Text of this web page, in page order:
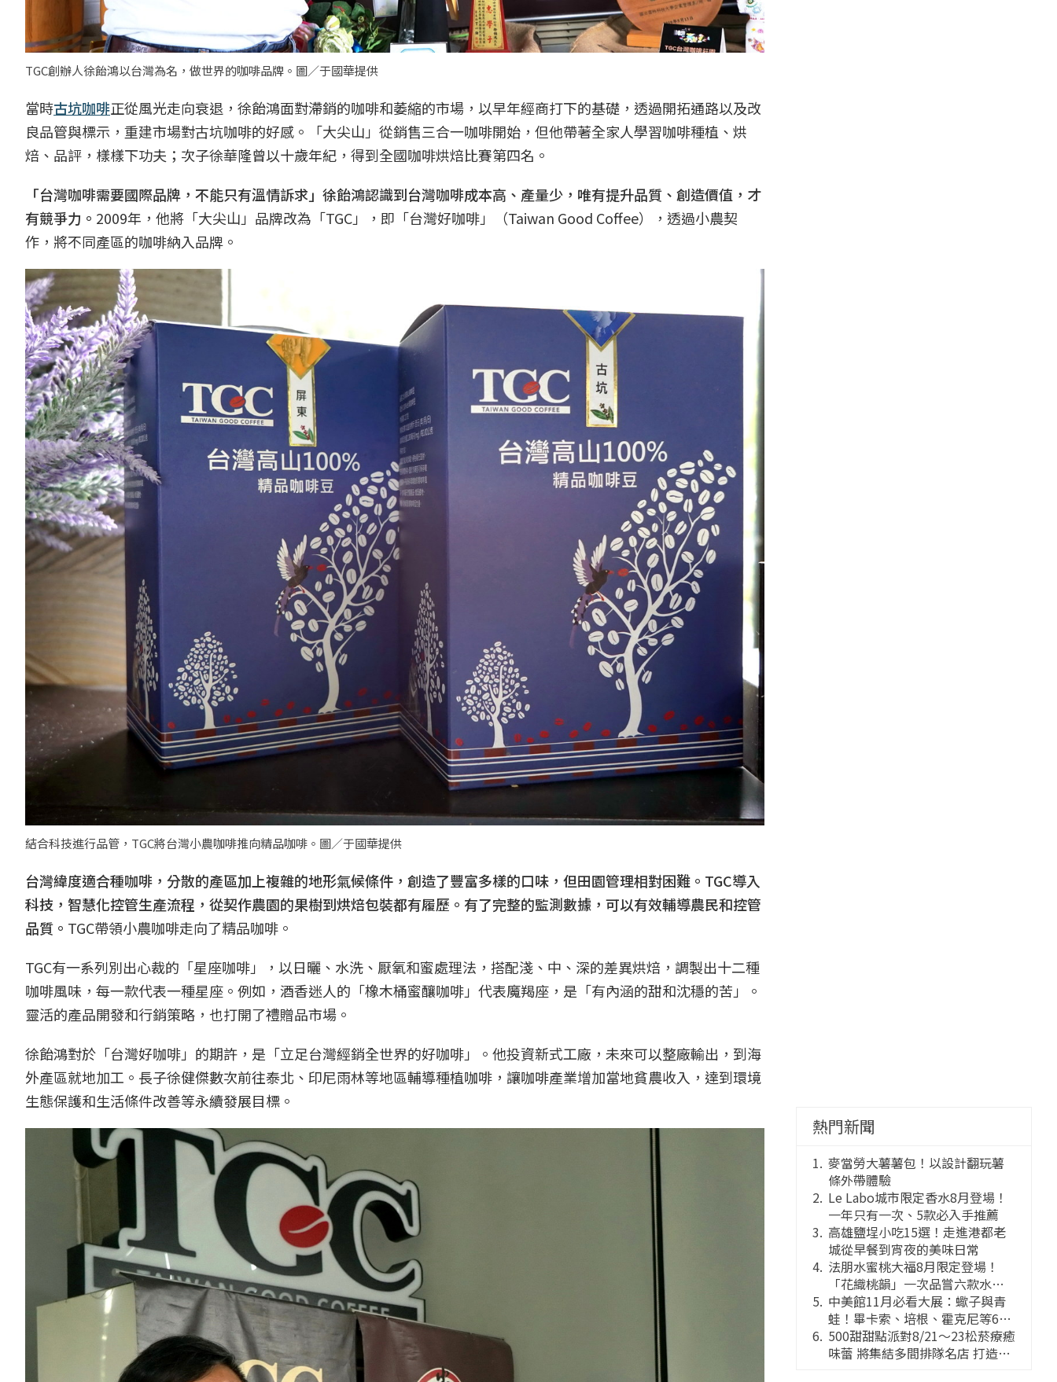
TGC創辦人徐飴鴻以台灣為名，做世界的咖啡品牌。圖／于國華提供
當時古坑咖啡正從風光走向衰退，徐飴鴻面對滯銷的咖啡和萎縮的市場，以早年經商打下的基礎，透過開拓通路以及改
良品管與標示，重建市場對古坑咖啡的好感。「大尖山」從銷售三合一咖啡開始，但他帶著全家人學習咖啡種植、烘
焙、品評，樣樣下功夫；次子徐華隆曾以十歲年紀，得到全國咖啡烘焙比賽第四名。
「台灣咖啡需要國際品牌，不能只有溫情訴求」徐飴鴻認識到台灣咖啡成本高、產量少，唯有提升品質、創造價值，才
有競爭力。 2009年，他將「大尖山」品牌改為「TGC」，即「台灣好咖啡」（Taiwan Good Coffee），透過小農契
作，將不同產區的咖啡納入品牌。
結合科技進行品管，TGC將台灣小農咖啡推向精品咖啡。圖／于國華提供
台灣緯度適合種咖啡，分散的產區加上複雜的地形氣候條件，創造了豐富多樣的口味，但田園管理相對困難。TGC導入
科技，智慧化控管生產流程，從契作農園的果樹到烘焙包裝都有履歷。有了完整的監測數據，可以有效輔導農民和控管
品質。 TGC帶領小農咖啡走向了精品咖啡。
TGC有一系列別出心裁的「星座咖啡」，以日曬、水洗、厭氧和蜜處理法，搭配淺、中、深的差異烘焙，調製出十二種
咖啡風味，每一款代表一種星座。例如，酒香迷人的「橡木桶蜜釀咖啡」代表魔羯座，是「有內涵的甜和沈穩的苦」。
靈活的產品開發和行銷策略，也打開了禮贈品市場。
徐飴鴻對於「台灣好咖啡」的期許，是「立足台灣經銷全世界的好咖啡」。他投資新式工廠，未來可以整廠輸出，到海
外產區就地加工。長子徐健傑數次前往泰北、印尼雨林等地區輔導種植咖啡，讓咖啡產業增加當地貧農收入，達到環境
生態保護和生活條件改善等永續發展目標。
熱門新聞
麥當勞大薯薯包！以設計翻玩薯
條外帶體驗
Le Labo城市限定香水8月登場！
一年只有一次、5款必入手推薦
高雄鹽埕小吃15選！走進港都老
城從早餐到宵夜的美味日常
法朋水蜜桃大福8月限定登場！
「花織桃韻」一次品嘗六款水蜜
桃花果大福
中美館11月必看大展：蠍子與青
蛙！畢卡索、培根、霍克尼等66
件國巨典藏亮相
500甜甜點派對8/21～23松菸療癒
味蕾 將集結多間排隊名店 打造靈